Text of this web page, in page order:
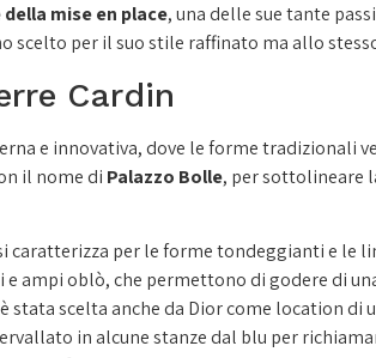
mise en place, una delle sue tante
scelto per il suo stile raffinato ma allo
Cardin
e innovativa, dove le forme tradizionali
il nome di Palazzo Bolle, per sottolineare
caratterizza per le forme tondeggianti e le
ampi oblò, che permettono di godere di
scelta anche da Dior come location di
in alcune stanze dal blu per